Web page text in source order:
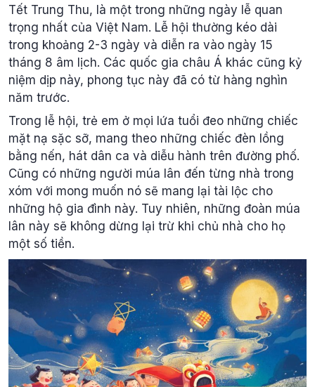
Tết Trung Thu, là một trong những ngày lễ quan
trọng nhất của Việt Nam. Lễ hội thường kéo dài
trong khoảng 2-3 ngày và diễn ra vào ngày 15
tháng 8 âm lịch. Các quốc gia châu Á khác cũng kỷ
niệm dịp này, phong tục này đã có từ hàng nghìn
năm trước.
Trong lễ hội, trẻ em ở mọi lứa tuổi đeo những chiếc
mặt nạ sặc sỡ, mang theo những chiếc đèn lồng
bằng nến, hát dân ca và diễu hành trên đường phố.
Cũng có những người múa lân đến từng nhà trong
xóm với mong muốn nó sẽ mang lại tài lộc cho
những hộ gia đình này. Tuy nhiên, những đoàn múa
lân này sẽ không dừng lại trừ khi chủ nhà cho họ
một số tiền.